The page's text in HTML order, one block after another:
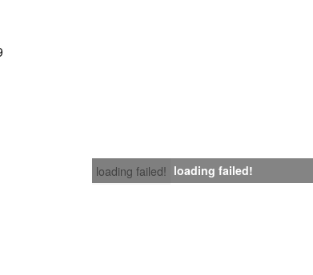
loading failed! loading failed!